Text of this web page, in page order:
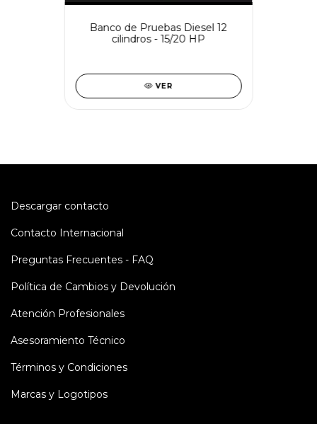
Banco de Pruebas Diesel 12
cilindros - 15/20 HP
VER
Descargar contacto
Contacto Internacional
Preguntas Frecuentes - FAQ
Política de Cambios y Devolución
Atención Profesionales
Asesoramiento Técnico
Términos y Condiciones
Marcas y Logotipos